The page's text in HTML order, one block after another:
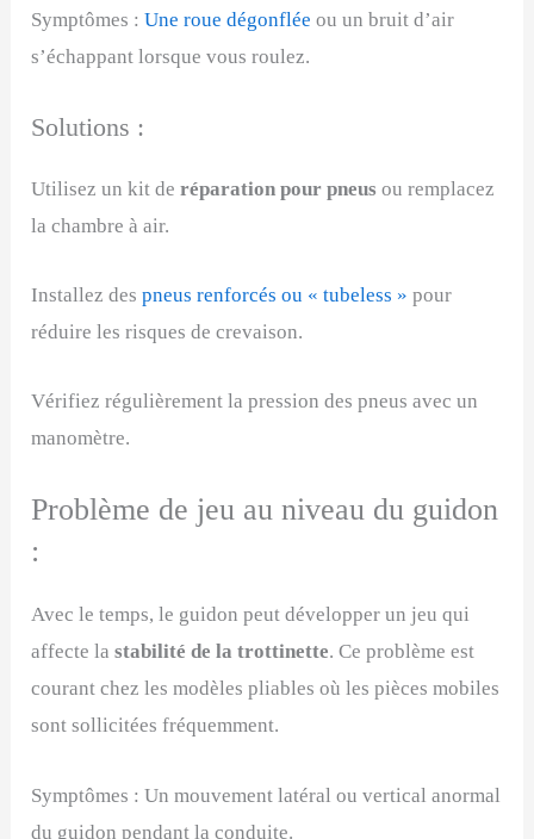
Symptômes :Une roue dégonflée ou un bruit d’air
s’échappant lorsque vous roulez.
Solutions :
Utilisez un kit deréparation pour pneus ou remplacez
la chambre à air.
Installez despneus renforcés ou « tubeless » pour
réduire les risques de crevaison.
Vérifiez régulièrement la pression des pneus avec un
manomètre.
Problème de jeu au niveau du guidon
:
Avec le temps, le guidon peut développer un jeu qui
affecte lastabilité de la trottinette. Ce problème est
courant chez les modèles pliables où les pièces mobiles
sont sollicitées fréquemment.
Symptômes : Un mouvement latéral ou vertical anormal
du guidon pendant la conduite.